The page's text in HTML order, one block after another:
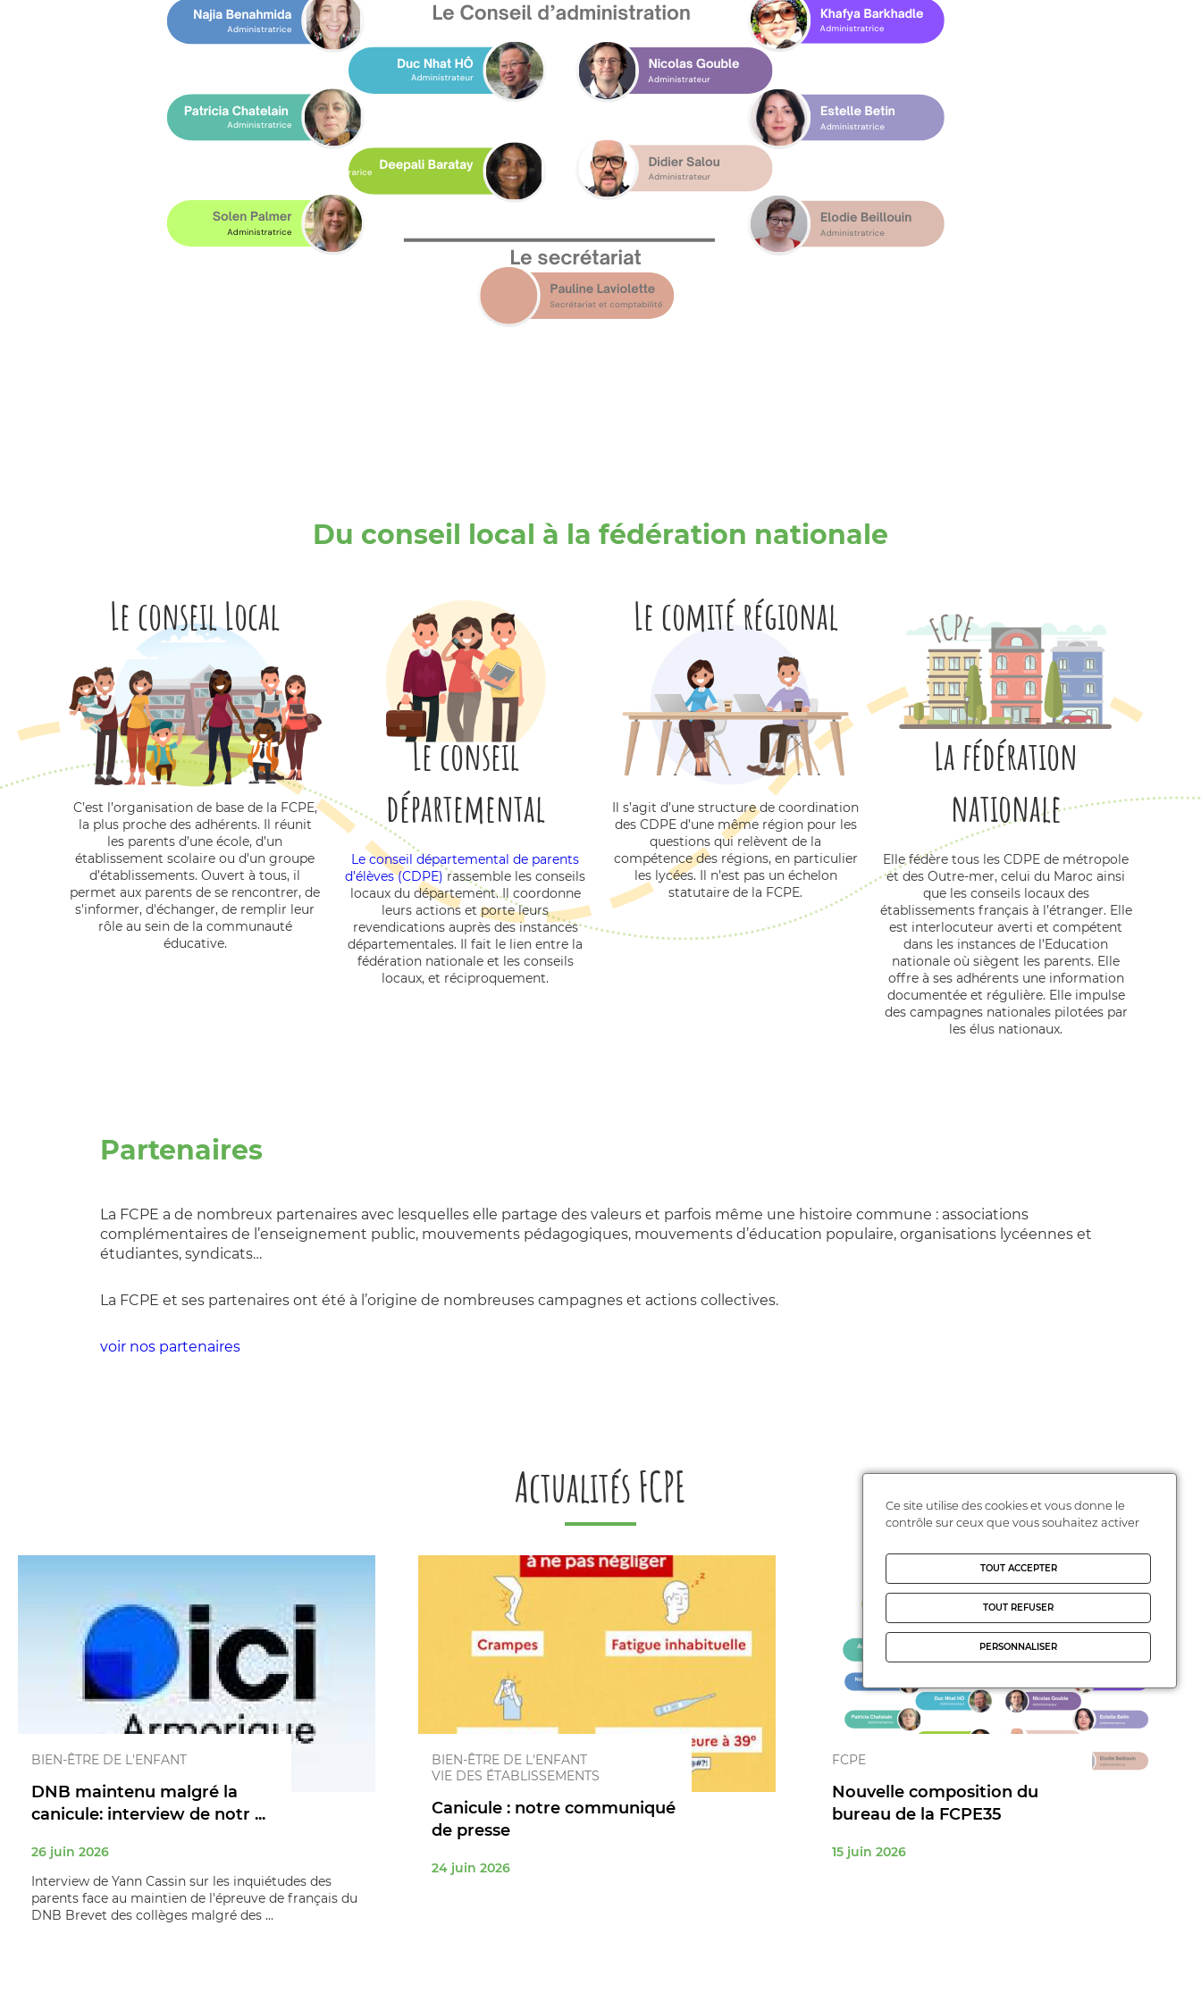
Du conseil local à la fédération nationale
Le conseil Local
C’est l’organisation de base de la FCPE,
la plus proche des adhérents. Il réunit
les parents d’une école, d’un
établissement scolaire ou d’un groupe
d’établissements. Ouvert à tous, il
permet aux parents de se rencontrer, de
s'informer, d'échanger, de remplir leur
rôle au sein de la communauté
éducative.
Le conseil
départemental
Le conseil départemental de parents
d’élèves (CDPE) rassemble les conseils
locaux du département. Il coordonne
leurs actions et porte leurs
revendications auprès des instances
départementales. Il fait le lien entre la
fédération nationale et les conseils
locaux, et réciproquement.
Le comité régional
Il s’agit d’une structure de coordination
des CDPE d’une même région pour les
questions qui relèvent de la
compétence des régions, en particulier
les lycées. Il n’est pas un échelon
statutaire de la FCPE.
La fédération
nationale
Elle fédère tous les CDPE de métropole
et des Outre-mer, celui du Maroc ainsi
que les conseils locaux des
établissements français à l’étranger. Elle
est interlocuteur averti et compétent
dans les instances de l’Education
nationale où siègent les parents. Elle
offre à ses adhérents une information
documentée et régulière. Elle impulse
des campagnes nationales pilotées par
les élus nationaux.
Partenaires
La FCPE a de nombreux partenaires avec lesquelles elle partage des valeurs et parfois même une histoire commune : associations
complémentaires de l’enseignement public, mouvements pédagogiques, mouvements d’éducation populaire, organisations lycéennes et
étudiantes, syndicats…
La FCPE et ses partenaires ont été à l’origine de nombreuses campagnes et actions collectives.
voir nos partenaires
Actualités FCPE
BIEN-ÊTRE DE L'ENFANT
DNB maintenu malgré la
canicule: interview de notr ...
26 juin 2026
Interview de Yann Cassin sur les inquiétudes des
parents face au maintien de l'épreuve de français du
DNB Brevet des collèges malgré des ...
BIEN-ÊTRE DE L'ENFANT
VIE DES ÉTABLISSEMENTS
Canicule : notre communiqué
de presse
24 juin 2026
FCPE
Nouvelle composition du
bureau de la FCPE35
15 juin 2026
Ce site utilise des cookies et vous donne le
contrôle sur ceux que vous souhaitez activer
TOUT ACCEPTER
TOUT REFUSER
PERSONNALISER